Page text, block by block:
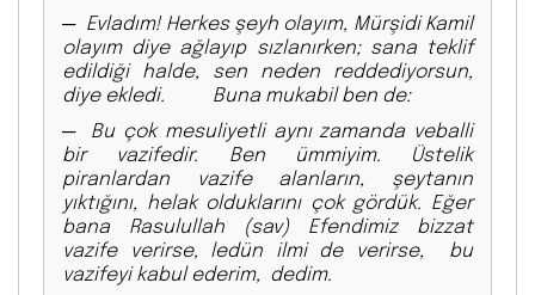
─ Evladım! Herkes şeyh olayım, Mürşidi Kamil
olayım diye ağlayıp sızlanırken; sana teklif
edildiği halde, sen neden reddediyorsun,
diye ekledi. Buna mukabil ben de:
─ Bu çok mesuliyetli aynı zamanda veballi
bir vazifedir. Ben ümmiyim. Üstelik
piranlardan vazife alanların, şeytanın
yıktığını, helak olduklarını çok gördük. Eğer
bana Rasulullah (sav) Efendimiz bizzat
vazife verirse, ledün ilmi de verirse, bu
vazifeyi kabul ederim, dedim.